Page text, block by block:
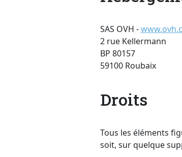
SAS OVH -
2 rue Kellermann
BP 80157
59100 Roubaix
Droits
Tous les éléments
soit, sur quelque